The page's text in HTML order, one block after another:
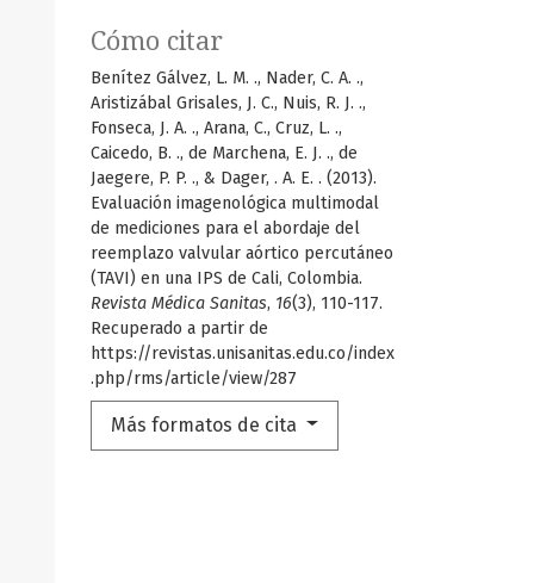
Cómo citar
Benítez Gálvez, L. M. ., Nader, C. A. .,
Aristizábal Grisales, J. C., Nuis, R. J. .,
Fonseca, J. A. ., Arana, C., Cruz, L. .,
Caicedo, B. ., de Marchena, E. J. ., de
Jaegere, P. P. ., & Dager, . A. E. . (2013).
Evaluación imagenológica multimodal
de mediciones para el abordaje del
reemplazo valvular aórtico percutáneo
(TAVI) en una IPS de Cali, Colombia.
Revista Médica Sanitas, 16(3), 110-117.
Recuperado a partir de
https://revistas.unisanitas.edu.co/index
.php/rms/article/view/287
Más formatos de cita